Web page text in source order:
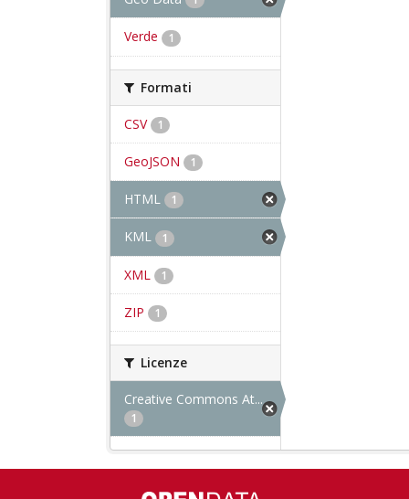
Verde 1
Formati
CSV 1
GeoJSON 1
HTML 1
KML 1
XML 1
ZIP 1
Licenze
Creative Commons At...
1